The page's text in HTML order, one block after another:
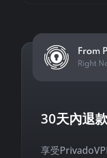
30天內退款
享受